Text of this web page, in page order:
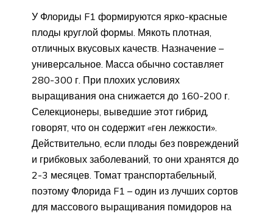
У Флориды F1 формируются ярко-красные
плоды круглой формы. Мякоть плотная,
отличных вкусовых качеств. Назначение –
универсальное. Масса обычно составляет
280-300 г. При плохих условиях
выращивания она снижается до 160-200 г.
Селекционеры, выведшие этот гибрид,
говорят, что он содержит «ген лежкости».
Действительно, если плоды без повреждений
и грибковых заболеваний, то они хранятся до
2-3 месяцев. Томат транспортабельный,
поэтому Флорида F1 – один из лучших сортов
для массового выращивания помидоров на